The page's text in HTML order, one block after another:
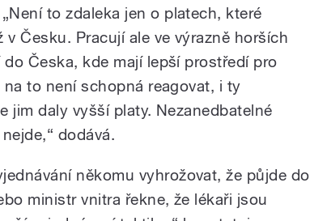
„Není to zdaleka jen o platech, které
Česku. Pracují ale ve výrazně horších
Česka, kde mají lepší prostředí pro
to není schopná reagovat, i ty
jim daly vyšší platy. Nezanedbatelné
dodává.
někomu vyhrožovat, že půjde do
ministr vnitra řekne, že lékaři jsou